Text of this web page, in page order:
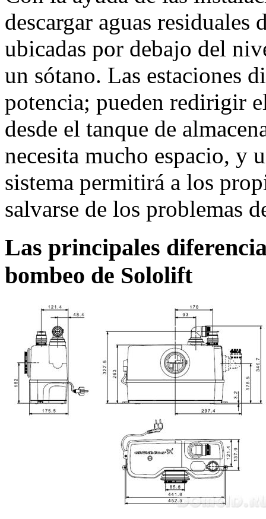
descargar aguas
ubicadas por debajo del
un sótano. Las estaciones
potencia; pueden redirigir
desde el tanque de
necesita mucho espacio, y
sistema permitirá a los
salvarse de los problemas
Las principales
bombeo de Sololift